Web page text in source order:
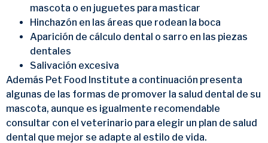
mascota o en juguetes para masticar
Hinchazón en las áreas que rodean la boca
Aparición de cálculo dental o sarro en las piezas
dentales
Salivación excesiva
Además Pet Food Institute a continuación presenta
algunas de las formas de promover la salud dental de su
mascota, aunque es igualmente recomendable
consultar con el veterinario para elegir un plan de salud
dental que mejor se adapte al estilo de vida.